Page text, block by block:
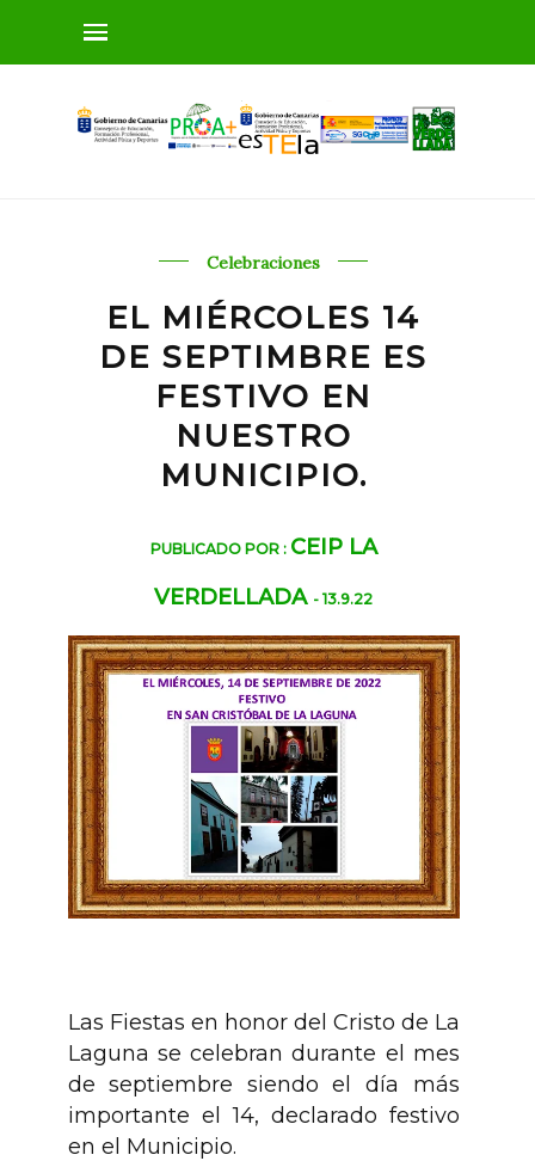
Celebraciones
EL MIÉRCOLES 14
DE SEPTIMBRE ES
FESTIVO EN
NUESTRO
MUNICIPIO.
PUBLICADO POR : CEIP LA
VERDELLADA - 13.9.22
Las Fiestas en honor del Cristo de La
Laguna se celebran durante el mes
de septiembre siendo el día más
importante el 14, declarado festivo
en el Municipio.